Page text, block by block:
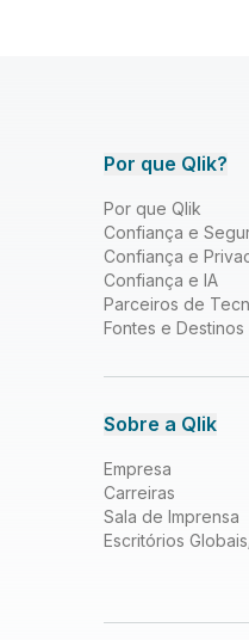
Por que Qlik?
Por que Qlik
Confiança e
Confiança e
Confiança e IA
Parceiros de
Fontes e
Sobre a Qlik
Empresa
Carreiras
Sala de Imprensa
Escritórios